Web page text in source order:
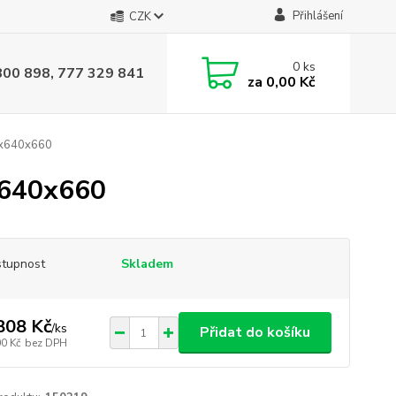
CZK Přihlášení
898, 777 329 841 0ks
za 0,00 Kč
Skladem
Kč/ks
Kč bez DPH
Přidat do košíku